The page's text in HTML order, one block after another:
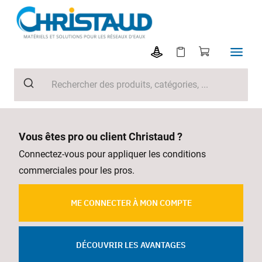
Vous êtes pro ou client Christaud ?
Connectez-vous pour appliquer les conditions
commerciales pour les pros.
ME CONNECTER À MON COMPTE
DÉCOUVRIR LES AVANTAGES